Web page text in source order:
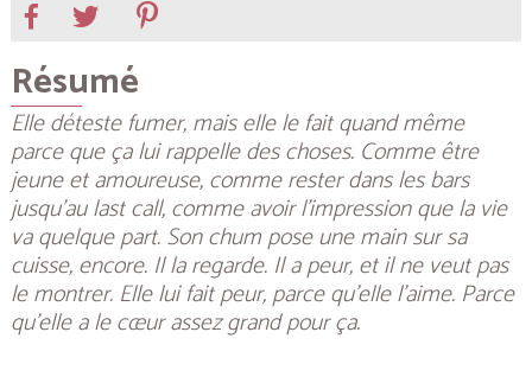
Résumé
Elle déteste fumer, mais elle le fait quand même
parce que ça lui rappelle des choses. Comme être
jeune et amoureuse, comme rester dans les bars
jusqu’au last call, comme avoir l’impression que la vie
va quelque part. Son chum pose une main sur sa
cuisse, encore. Il la regarde. Il a peur, et il ne veut pas
le montrer. Elle lui fait peur, parce qu’elle l’aime. Parce
qu’elle a le cœur assez grand pour ça.